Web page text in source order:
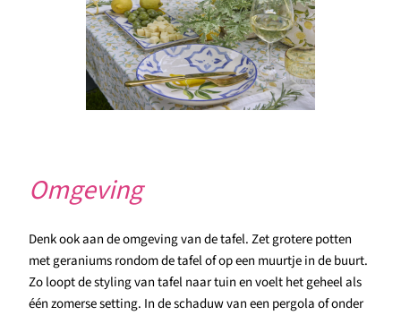
Omgeving
Denk ook aan de omgeving van de tafel. Zet grotere potten
met geraniums rondom de tafel of op een muurtje in de buurt.
Zo loopt de styling van tafel naar tuin en voelt het geheel als
één zomerse setting. In de schaduw van een pergola of onder